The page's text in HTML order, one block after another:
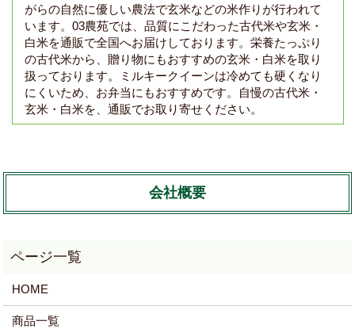
がらの自然に優しい農法で玄米などの米作りが行われて
います。03農苑では、品質にこだわった古代米や玄米・
白米を通販で全国へお届けしております。栄養たっぷり
の古代米から、贈り物にもおすすめの玄米・白米を取り
扱っております。ミルキークイーンは冷めても硬くなり
にくいため、お弁当にもおすすめです。自慢の古代米・
玄米・白米を、通販でお取り寄せください。
会社概要
HOME
商品一覧